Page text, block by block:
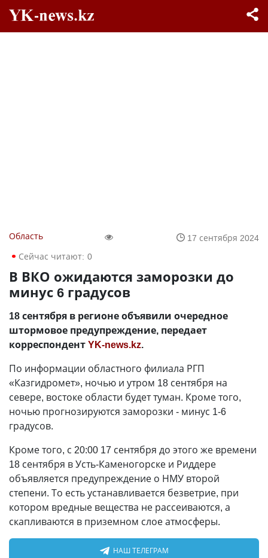
Область
17 сентября 2024
Сейчас читают: 0
В ВКО ожидаются заморозки до
минус 6 градусов
18 сентября в регионе объявили очередное
штормовое предупреждение, передает
корреспондентYK-news.kz.
По информации областного филиала РГП
«Казгидромет», ночью и утром 18 сентября на
севере, востоке области будет туман. Кроме того,
ночью прогнозируются заморозки - минус 1-6
градусов.
Кроме того, с 20:00 17 сентября до этого же времени
18 сентября в Усть-Каменогорске и Риддере
объявляется предупреждение о НМУ второй
степени. То есть устанавливается безветрие, при
котором вредные вещества не рассеиваются, а
скапливаются в приземном слое атмосферы.
НАШ ТЕЛЕГРАМ